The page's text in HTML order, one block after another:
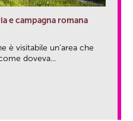
e campagna romana
è visitabile un’area che
doveva...